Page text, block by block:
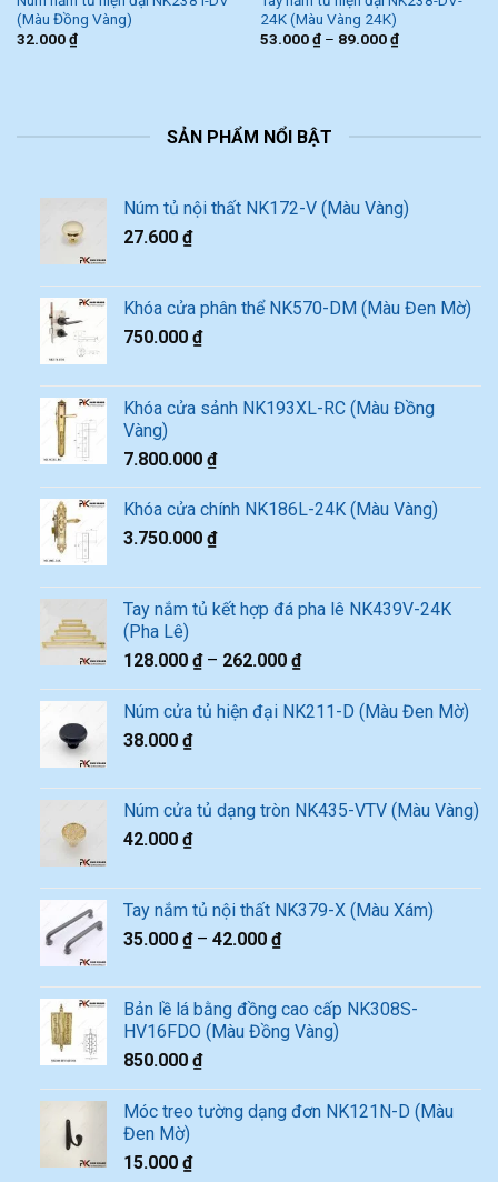
(Màu Đồng Vàng)
32.000₫
24K (Màu Vàng 24K)
53.000₫– 89.000₫
SẢN PHẨM NỔI BẬT
Núm tủ nội thất NK172-V (Màu Vàng)
27.600 ₫
Khóa cửa phân thể NK570-DM (Màu Đen Mờ)
750.000 ₫
Khóa cửa sảnh NK193XL-RC (Màu Đồng
Vàng)
7.800.000 ₫
Khóa cửa chính NK186L-24K (Màu Vàng)
3.750.000 ₫
Tay nắm tủ kết hợp đá pha lê NK439V-24K
(Pha Lê)
128.000 ₫– 262.000 ₫
Núm cửa tủ hiện đại NK211-D (Màu Đen Mờ)
38.000 ₫
Núm cửa tủ dạng tròn NK435-VTV (Màu Vàng)
42.000 ₫
Tay nắm tủ nội thất NK379-X (Màu Xám)
35.000 ₫– 42.000 ₫
Bản lề lá bằng đồng cao cấp NK308S-
HV16FDO (Màu Đồng Vàng)
850.000 ₫
Móc treo tường dạng đơn NK121N-D (Màu
Đen Mờ)
15.000 ₫